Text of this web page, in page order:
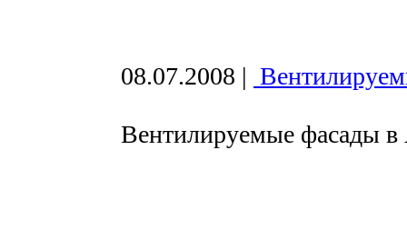
08.07.2008 |
Вентилируемые фасады в